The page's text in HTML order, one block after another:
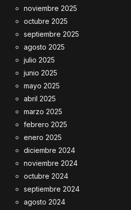
noviembre 2025
octubre 2025
septiembre 2025
agosto 2025
julio 2025
junio 2025
mayo 2025
abril 2025
marzo 2025
febrero 2025
enero 2025
diciembre 2024
noviembre 2024
octubre 2024
septiembre 2024
agosto 2024